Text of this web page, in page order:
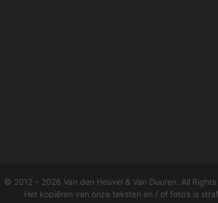
© 2012 – 2026 Van den Heuvel & Van Duuren. All Rights
Het kopiëren van onze teksten en / of foto’s is